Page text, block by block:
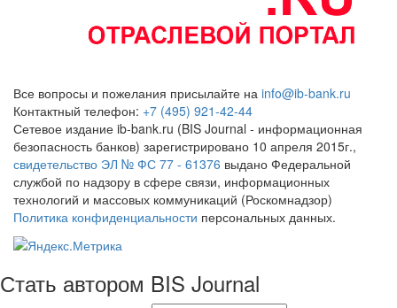
Все вопросы и пожелания присылайте на info@ib-bank.ru
Контактный телефон: +7 (495) 921-42-44
Сетевое издание ib-bank.ru (BIS Journal - информационная
безопасность банков) зарегистрировано 10 апреля 2015г.,
свидетельство ЭЛ № ФС 77 - 61376 выдано Федеральной
службой по надзору в сфере связи, информационных
технологий и массовых коммуникаций (Роскомнадзор)
Политика конфиденциальности персональных данных.
Стать автором BIS Journal